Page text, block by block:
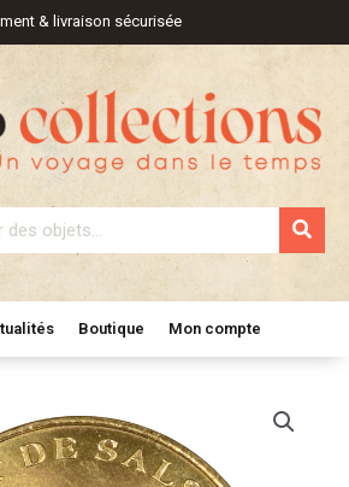
& livraison sécurisée
Boutique Mon compte